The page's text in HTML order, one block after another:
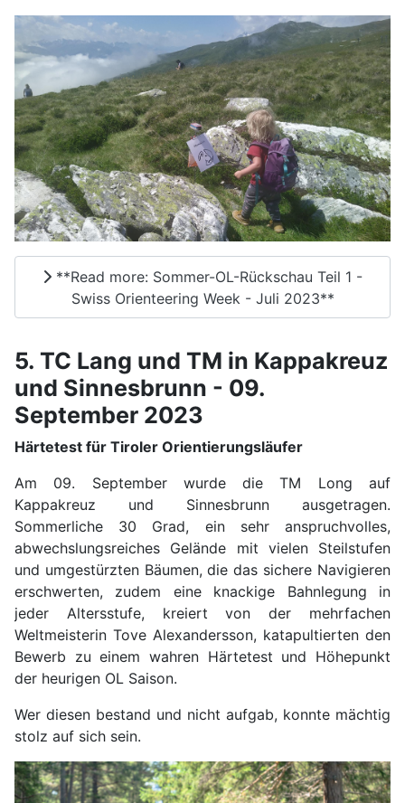
**Read more: Sommer-OL-Rückschau Teil 1 -
Swiss Orienteering Week - Juli 2023**
5. TC Lang und TM in Kappakreuz
und Sinnesbrunn - 09.
September 2023
Härtetest für Tiroler Orientierungsläufer
Am 09. September wurde die TM Long auf
Kappakreuz und Sinnesbrunn ausgetragen.
Sommerliche 30 Grad, ein sehr anspruchvolles,
abwechslungsreiches Gelände mit vielen Steilstufen
und umgestürzten Bäumen, die das sichere Navigieren
erschwerten, zudem eine knackige Bahnlegung in
jeder Altersstufe, kreiert von der mehrfachen
Weltmeisterin Tove Alexandersson, katapultierten den
Bewerb zu einem wahren Härtetest und Höhepunkt
der heurigen OL Saison.
Wer diesen bestand und nicht aufgab, konnte mächtig
stolz auf sich sein.